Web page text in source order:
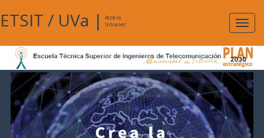
ETSIT / UVa |
Acceso
Intranet